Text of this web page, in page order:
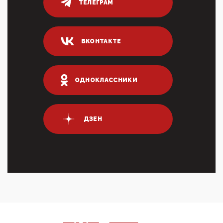
80% сирийцев в ФРГ должны вернуться на родину.
04:47, 10 Апреля 2026
ИНН для переводов по СБП это первый шаг из
логических двухЗаполнение ИНН при любых
переводах по ...
03:35, 10 Апреля 2026
Суммарное вознаграждение менеджменту в 15
крупных банках по итогам 2025 года превысило 63
03:01, 10 Апреля 2026
Террорист и убийца Буданов вальяжно сообщил,
что союзники просили Киев не наносить удары по
ТЕЛЕГРАМ
ВКОНТАКТЕ
ОДНОКЛАССНИКИ
ДЗЕН